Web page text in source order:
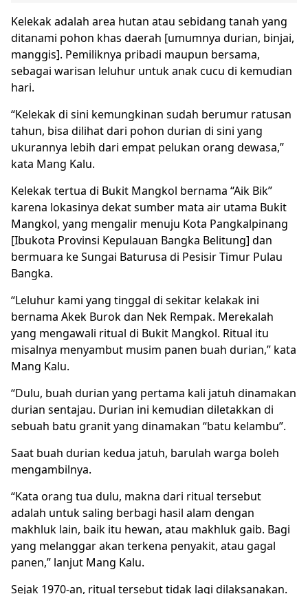
Kelekak adalah area hutan atau sebidang tanah yang
ditanami pohon khas daerah [umumnya durian, binjai,
manggis]. Pemiliknya pribadi maupun bersama,
sebagai warisan leluhur untuk anak cucu di kemudian
hari.
“Kelekak di sini kemungkinan sudah berumur ratusan
tahun, bisa dilihat dari pohon durian di sini yang
ukurannya lebih dari empat pelukan orang dewasa,”
kata Mang Kalu.
Kelekak tertua di Bukit Mangkol bernama “Aik Bik”
karena lokasinya dekat sumber mata air utama Bukit
Mangkol, yang mengalir menuju Kota Pangkalpinang
[Ibukota Provinsi Kepulauan Bangka Belitung] dan
bermuara ke Sungai Baturusa di Pesisir Timur Pulau
Bangka.
“Leluhur kami yang tinggal di sekitar kelakak ini
bernama Akek Burok dan Nek Rempak. Merekalah
yang mengawali ritual di Bukit Mangkol. Ritual itu
misalnya menyambut musim panen buah durian,” kata
Mang Kalu.
“Dulu, buah durian yang pertama kali jatuh dinamakan
durian sentajau. Durian ini kemudian diletakkan di
sebuah batu granit yang dinamakan “batu kelambu”.
Saat buah durian kedua jatuh, barulah warga boleh
mengambilnya.
“Kata orang tua dulu, makna dari ritual tersebut
adalah untuk saling berbagi hasil alam dengan
makhluk lain, baik itu hewan, atau makhluk gaib. Bagi
yang melanggar akan terkena penyakit, atau gagal
panen,” lanjut Mang Kalu.
Sejak 1970-an, ritual tersebut tidak lagi dilaksanakan.